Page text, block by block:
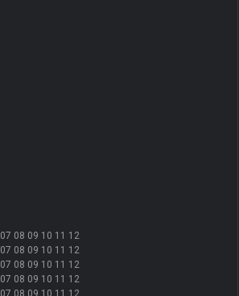
07 08 09 10 11 12
07 08 09 10 11 12
07 08 09 10 11 12
07 08 09 10 11 12
07 08 09 10 11 12